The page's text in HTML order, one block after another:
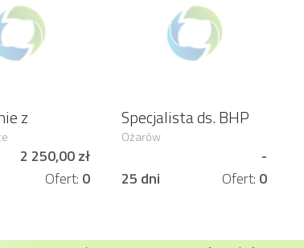
z
o
2 250,00 zł
Ofert: 0
Specjalista ds. BHP
Ożarów
-
25 dni
Ofert: 0